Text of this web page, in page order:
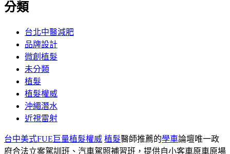
分類
台北中醫減肥
品牌設計
微創植髮
未分類
植髮
植髮權威
沖繩潛水
近視雷射
台中美式FUE巨量植髮權威 植髮醫師推薦的學車論壇唯一政
府合法立案駕訓班、汽車駕照補習班，提供自小客車原車原場